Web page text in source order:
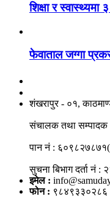
शिक्षा र
फेवाताल जग्गा
शंखरापुर - ०१,
संचालक तथा सम्पादक :
पान नं :
सुचना बिभाग दर्ता नं
इमेल :
फोन : ९८४९३३०२८६